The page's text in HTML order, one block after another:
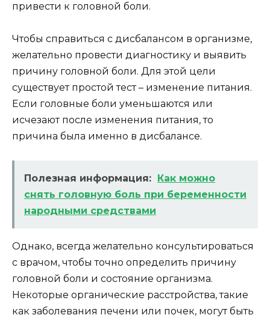
привести к головной боли.
Чтобы справиться с дисбалансом в организме,
желательно провести диагностику и выявить
причину головной боли. Для этой цели
существует простой тест – изменение питания.
Если головные боли уменьшаются или
исчезают после изменения питания, то
причина была именно в дисбалансе.
Полезная информация:
Как можно
снять головную боль при беременности
народными средствами
Однако, всегда желательно консультироваться
с врачом, чтобы точно определить причину
головной боли и состояние организма.
Некоторые органические расстройства, такие
как заболевания печени или почек, могут быть